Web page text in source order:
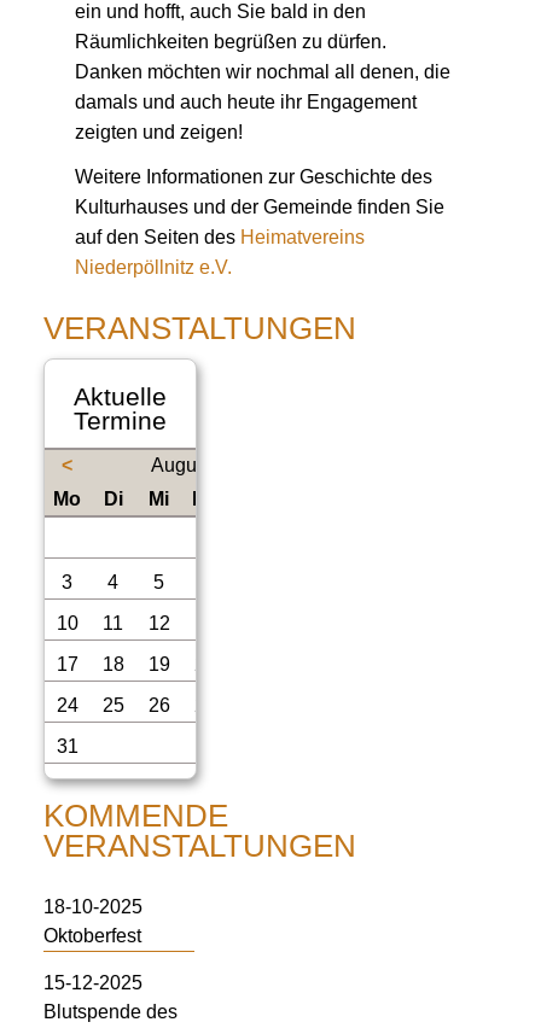
ein und hofft, auch Sie bald in den
Räumlichkeiten begrüßen zu dürfen.
Danken möchten wir nochmal all denen, die
damals und auch heute ihr Engagement
zeigten und zeigen!
Weitere Informationen zur Geschichte des
Kulturhauses und der Gemeinde finden Sie
auf den Seiten des Heimatvereins
Niederpöllnitz e.V.
VERANSTALTUNGEN
Aktuelle
Termine
<
August 2026
Montag
Dienstag
Mittwoch
3
4 5
10
11 12
17
18 19
24
25 26
31
KOMMENDE
VERANSTALTUNGEN
18-10-2025
Oktoberfest
15-12-2025
Blutspende des